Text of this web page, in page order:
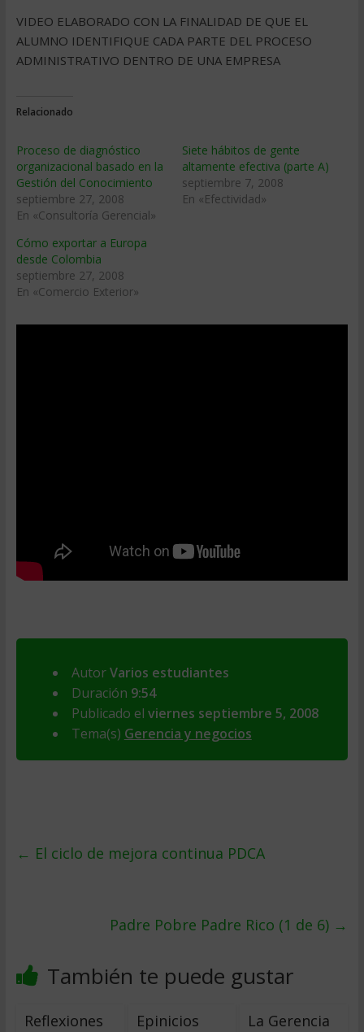
VIDEO ELABORADO CON LA FINALIDAD DE QUE EL
ALUMNO IDENTIFIQUE CADA PARTE DEL PROCESO
ADMINISTRATIVO DENTRO DE UNA EMPRESA
Relacionado
Proceso de diagnóstico
organizacional basado en la
Gestión del Conocimiento
septiembre 27, 2008
En «Consultoría Gerencial»
Siete hábitos de gente
altamente efectiva (parte A)
septiembre 7, 2008
En «Efectividad»
Cómo exportar a Europa
desde Colombia
septiembre 27, 2008
En «Comercio Exterior»
AutorVarios estudiantes
Duración 9:54
Publicado el viernes septiembre 5, 2008
Tema(s) Gerencia y negocios
← El ciclo de mejora continua PDCA
Padre Pobre Padre Rico (1 de 6) →
También te puede gustar
Reflexiones
Epinicios
La Gerencia